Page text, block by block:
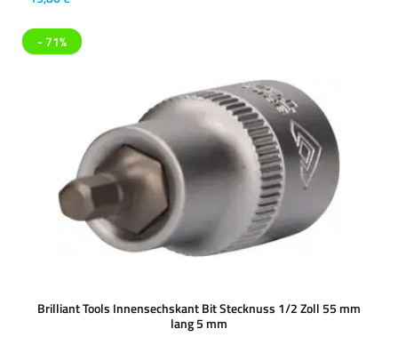
- 71%
Brilliant Tools Innensechskant Bit Stecknuss 1/2 Zoll 55 mm
lang 5 mm